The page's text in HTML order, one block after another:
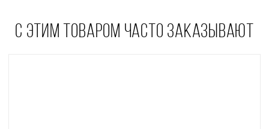
С ЭТИМ ТОВАРОМ ЧАСТО ЗАКАЗЫВАЮТ